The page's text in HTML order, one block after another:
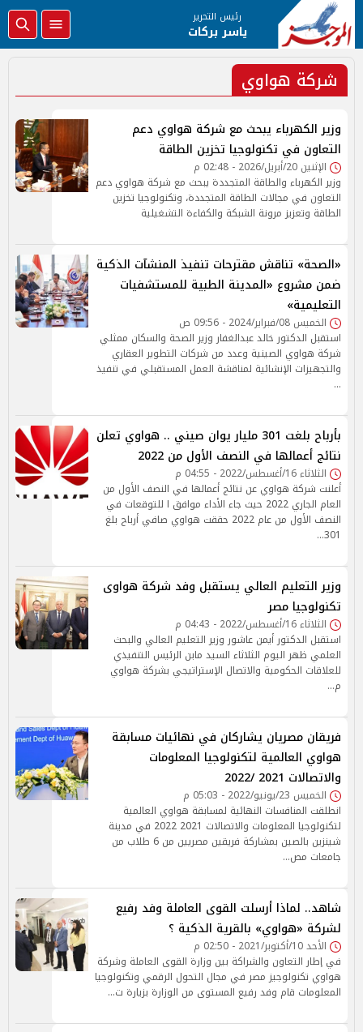
رئيس التحرير
ياسر بركات
شركة هواوي
وزير الكهرباء يبحث مع شركة هواوي دعم
التعاون في تكنولوجيا تخزين الطاقة
الإثنين 20/أبريل/2026 - 02:48 م
وزير الكهرباء والطاقة المتجددة يبحث مع شركة هواوي دعم
التعاون في مجالات الطاقة المتجددة، وتكنولوجيا تخزين
الطاقة وتعزيز مرونة الشبكة والكفاءة التشغيلية
«الصحة» تناقش مقترحات تنفيذ المنشآت الذكية
ضمن مشروع «المدينة الطبية للمستشفيات
التعليمية»
الخميس 08/فبراير/2024 - 09:56 ص
استقبل الدكتور خالد عبدالغفار وزير الصحة والسكان ممثلي
شركة هواوي الصينية وعدد من شركات التطوير العقاري
والتجهيزات الإنشائية لمناقشة العمل المستقبلي في تنفيذ
…
بأرباح بلغت 301 مليار يوان صيني .. هواوي تعلن
نتائج أعمالها في النصف الأول من 2022
الثلاثاء 16/أغسطس/2022 - 04:55 م
أعلنت شركة هواوي عن نتائج أعمالها في النصف الأول من
العام الجاري 2022 حيث جاء الأداء موافق ا للتوقعات في
النصف الأول من عام 2022 حققت هواوي صافي أرباح بلغ
301…
وزير التعليم العالي يستقبل وفد شركة هواوى
تكنولوجيا مصر
الثلاثاء 16/أغسطس/2022 - 04:43 م
استقبل الدكتور أيمن عاشور وزير التعليم العالي والبحث
العلمي ظهر اليوم الثلاثاء السيد مابن الرئيس التنفيذي
للعلاقات الحكومية والاتصال الإستراتيجي بشركة هواوي
م…
فريقان مصريان يشاركان في نهائيات مسابقة
هواوي العالمية لتكنولوجيا المعلومات
والاتصالات 2021 /2022
الخميس 23/يونيو/2022 - 05:03 م
انطلقت المنافسات النهائية لمسابقة هواوي العالمية
لتكنولوجيا المعلومات والاتصالات 2021 2022 في مدينة
شينزين بالصين بمشاركة فريقين مصريين من 6 طلاب من
جامعات مص…
شاهد.. لماذا أرسلت القوى العاملة وفد رفيع
لشركة «هواوي» بالقرية الذكية ؟
الأحد 10/أكتوبر/2021 - 02:50 م
في إطار التعاون والشراكة بين وزارة القوى العاملة وشركة
هواوي تكنولوجيز مصر في مجال التحول الرقمي وتكنولوجيا
المعلومات قام وفد رفيع المستوى من الوزارة بزيارة ت…